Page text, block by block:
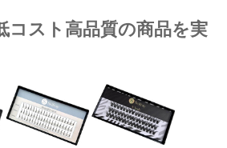
コスト高品質の商品を実